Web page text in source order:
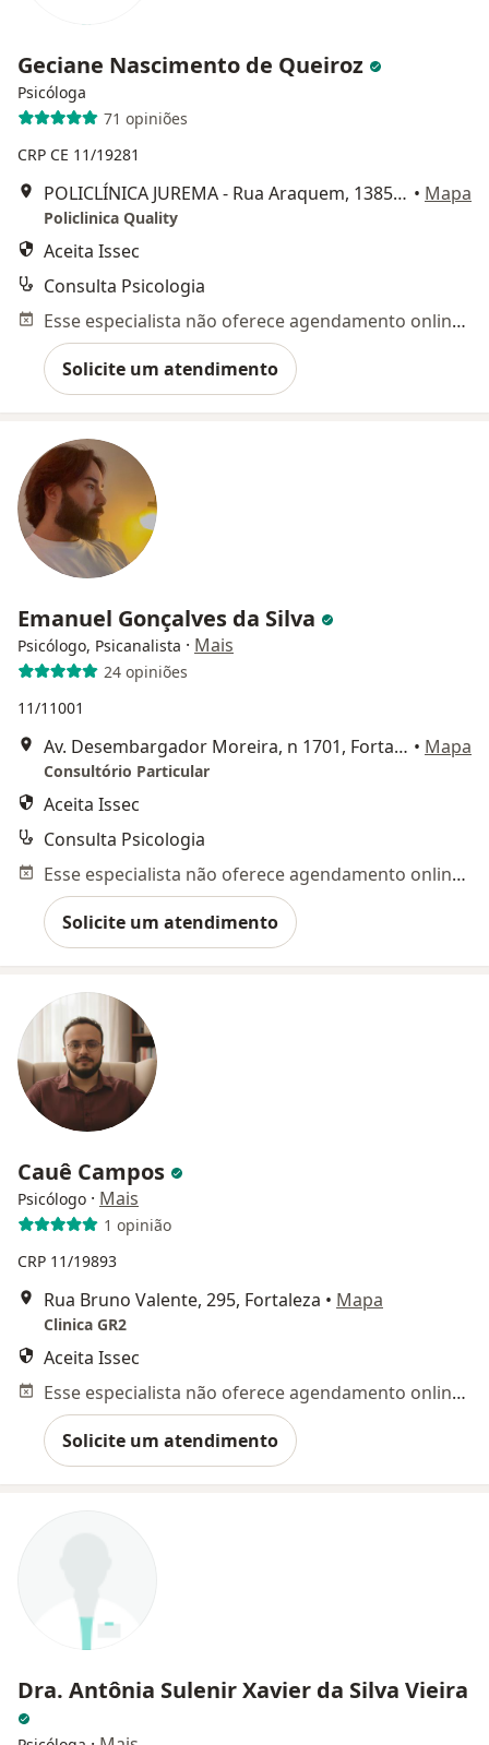
Geciane Nascimento de Queiroz
Psicóloga
71 opiniões
CRP CE 11/19281
POLICLÍNICA JUREMA - Rua Araquem, 1385, Parque Potira Jurem, Caucaia • Mapa
Policlinica Quality
Aceita Issec
Consulta Psicologia
Esse especialista não oferece agendamento online para esse endereço.
Solicite um atendimento
Emanuel Gonçalves da Silva
Psicólogo, Psicanalista · Mais
24 opiniões
11/11001
Av. Desembargador Moreira, n 1701, Fortaleza • Mapa
Consultório Particular
Aceita Issec
Consulta Psicologia
Esse especialista não oferece agendamento online para esse endereço.
Solicite um atendimento
Cauê Campos
Psicólogo · Mais
1 opinião
CRP 11/19893
Rua Bruno Valente, 295, Fortaleza • Mapa
Clinica GR2
Aceita Issec
Esse especialista não oferece agendamento online para esse endereço.
Solicite um atendimento
Dra. Antônia Sulenir Xavier da Silva Vieira